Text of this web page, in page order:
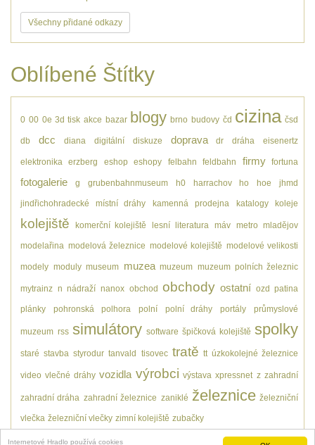
Internetové Hradlo používá cookies
Všechny přidané odkazy
Oblíbené Štítky
0 00 0e 3d tisk akce bazar blogy brno budovy čd cizina čsd
db dcc diana digitální diskuze doprava dr dráha eisenertz
elektronika erzberg eshop eshopy felbahn feldbahn firmy fortuna
fotogalerie g grubenbahnmuseum h0 harrachov ho hoe jhmd
jindřichohradecké místní dráhy kamenná prodejna katalogy koleje
kolejiště komerční kolejiště lesní literatura máv metro mladějov
modelařina modelová železnice modelové kolejiště modelové velikosti
modely moduly museum muzea muzeum muzeum polních železnic
mytrainz n nádraží nanox obchod obchody ostatní ozd patina
plánky pohronská polhora polní polní dráhy portály průmyslové
muzeum rss simulátory software špičková kolejiště spolky
staré stavba styrodur tanvald tisovec tratě tt úzkokolejné železnice
video vlečné dráhy vozidla výrobci výstava xpressnet z zahradní
zahradní dráha zahradní železnice zaniklé železnice železniční
vlečka železniční vlečky zimní kolejiště zubačky